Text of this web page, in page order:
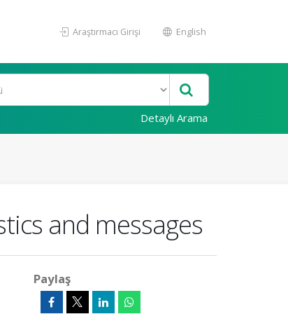
Araştırmacı Girişi English
Detaylı Arama
and messages
Paylaş